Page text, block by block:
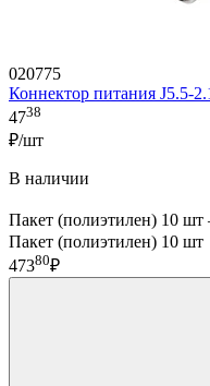
020775
Коннектор питания J5.5-
4738
₽/шт
В наличии
Пакет (полиэтилен) 10
Пакет (полиэтилен) 10 шт
47380₽